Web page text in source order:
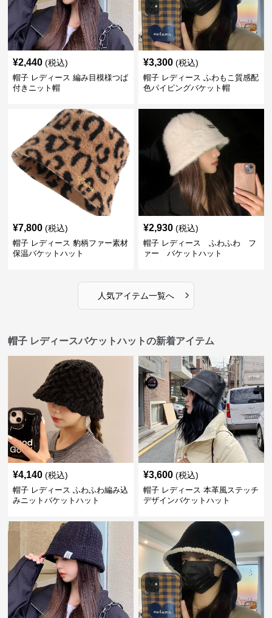
¥2,440 (税込)
帽子 レディース 編み目模様つば
付きニット帽
¥3,300 (税込)
帽子 レディース ふわもこ質感配
色パイピングバケット帽
¥7,800 (税込)
帽子 レディース 豹柄ファー素材
保温バケットハット
¥2,930 (税込)
帽子 レディース ふわふわ フ
ァー バケットハット
人気アイテム一覧へ ›
帽子 レディースバケットハットの新着アイテム
¥4,140 (税込)
帽子 レディース ふわふわ編み込
みニットバケットハット
¥3,600 (税込)
帽子 レディース 本革風ステッチ
デザインバケットハット